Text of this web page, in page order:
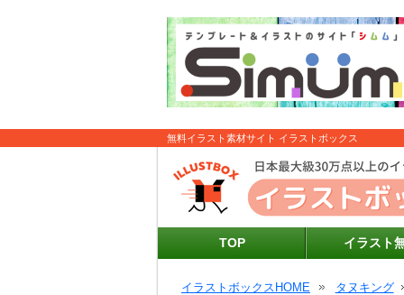
無料イラスト素材サイト イラストボックス
TOP イラスト
イラストボックスHOME タヌキング